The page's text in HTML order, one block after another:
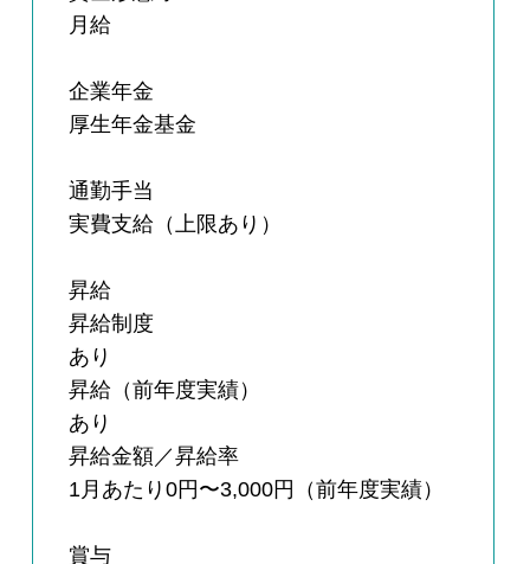
月給
企業年金
厚生年金基金
通勤手当
実費支給（上限あり）
昇給
昇給制度
あり
昇給（前年度実績）
あり
昇給金額／昇給率
1月あたり0円〜3,000円（前年度実績）
賞与